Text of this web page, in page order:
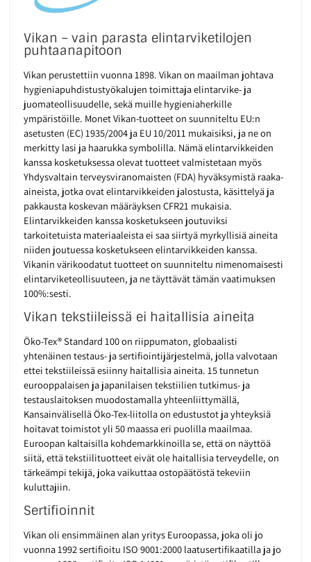
Vikan – vain parasta elintarviketilojen
puhtaanapitoon
Vikan perustettiin vuonna 1898. Vikan on maailman johtava
hygieniapuhdistustyökalujen toimittaja elintarvike- ja
juomateollisuudelle, sekä muille hygieniaherkille
ympäristöille. Monet Vikan-tuotteet on suunniteltu EU:n
asetusten (EC) 1935/2004 ja EU 10/2011 mukaisiksi, ja ne on
merkitty lasi ja haarukka symbolilla. Nämä elintarvikkeiden
kanssa kosketuksessa olevat tuotteet valmistetaan myös
Yhdysvaltain terveysviranomaisten (FDA) hyväksymistä raaka-
aineista, jotka ovat elintarvikkeiden jalostusta, käsittelyä ja
pakkausta koskevan määräyksen CFR21 mukaisia.
Elintarvikkeiden kanssa kosketukseen joutuviksi
tarkoitetuista materiaaleista ei saa siirtyä myrkyllisiä aineita
niiden joutuessa kosketukseen elintarvikkeiden kanssa.
Vikanin värikoodatut tuotteet on suunniteltu nimenomaisesti
elintarviketeollisuuteen, ja ne täyttävät tämän vaatimuksen
100%:sesti.
Vikan tekstiileissä ei haitallisia aineita
Öko-Tex® Standard 100 on riippumaton, globaalisti
yhtenäinen testaus- ja sertifiointijärjestelmä, jolla valvotaan
ettei tekstiileissä esiinny haitallisia aineita. 15 tunnetun
eurooppalaisen ja japanilaisen tekstiilien tutkimus- ja
testauslaitoksen muodostamalla yhteenliittymällä,
Kansainvälisellä Öko-Tex-liitolla on edustustot ja yhteyksiä
hoitavat toimistot yli 50 maassa eri puolilla maailmaa.
Euroopan kaltaisilla kohdemarkkinoilla se, että on näyttöä
siitä, että tekstiilituotteet eivät ole haitallisia terveydelle, on
tärkeämpi tekijä, joka vaikuttaa ostopäätöstä tekeviin
kuluttajiin.
Sertifioinnit
Vikan oli ensimmäinen alan yritys Euroopassa, joka oli jo
vuonna 1992 sertifioitu ISO 9001:2000 laatusertifikaatilla ja jo